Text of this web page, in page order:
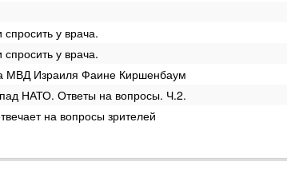
у врача.
у врача.
МВД Израиля Фаине Киршенбаум
НАТО. Ответы на вопросы. Ч.2.
на вопросы зрителей